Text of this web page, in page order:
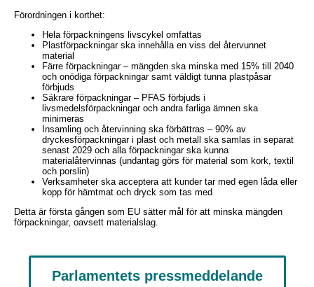
Förordningen i korthet:
Hela förpackningens livscykel omfattas
Plastförpackningar ska innehålla en viss del återvunnet
material
Färre förpackningar – mängden ska minska med 15% till 2040
och onödiga förpackningar samt väldigt tunna plastpåsar
förbjuds
Säkrare förpackningar – PFAS förbjuds i
livsmedelsförpackningar och andra farliga ämnen ska
minimeras
Insamling och återvinning ska förbättras – 90% av
dryckesförpackningar i plast och metall ska samlas in separat
senast 2029 och alla förpackningar ska kunna
materialåtervinnas (undantag görs för material som kork, textil
och porslin)
Verksamheter ska acceptera att kunder tar med egen låda eller
kopp för hämtmat och dryck som tas med
Detta är första gången som EU sätter mål för att minska mängden
förpackningar, oavsett materialslag.
Parlamentets pressmeddelande